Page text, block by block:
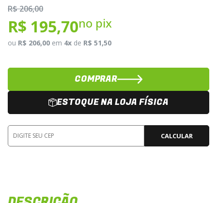
R$ 206,00
R$ 195,70no pix
ou R$ 206,00 em 4x de R$ 51,50
COMPRAR
ESTOQUE NA LOJA FÍSICA
CALCULAR